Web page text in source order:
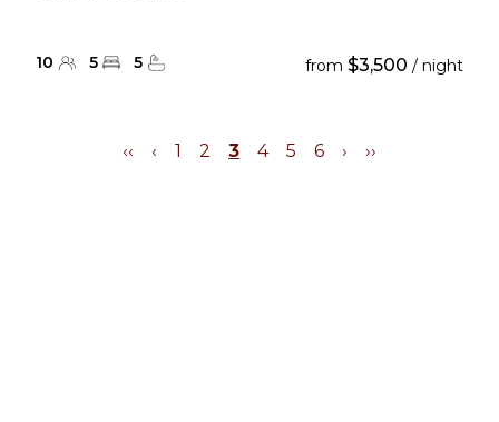
10 5 5 from $3,500 / night
‹‹ ‹ 1 2 3 4 5 6 › ››